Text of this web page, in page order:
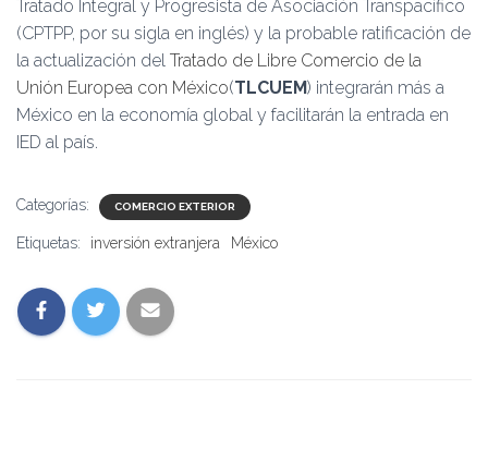
Tratado Integral y Progresista de Asociación Transpacífico
(CPTPP, por su sigla en inglés) y la probable ratificación de
la actualización del Tratado de Libre Comercio de la
Unión Europea con México(TLCUEM) integrarán más a
México en la economía global y facilitarán la entrada en
IED al país.
Categorías: COMERCIO EXTERIOR
Etiquetas: inversión extranjera México